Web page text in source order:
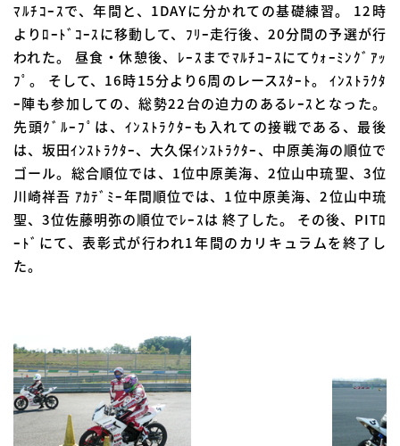
ﾏﾙﾁｺｰｽで、年間と、1DAYに分かれての基礎練習。 12時
よりﾛｰﾄﾞｺｰｽに移動して、ﾌﾘｰ走行後、20分間の予選が行
われた。 昼食・休憩後、ﾚｰｽまでﾏﾙﾁｺｰｽにてｳｫｰﾐﾝｸﾞｱｯ
ﾌﾟ。 そして、16時15分より6周のレースｽﾀｰﾄ。 ｲﾝｽﾄﾗｸﾀ
ｰ陣も参加しての、総勢22台の迫力のあるﾚｰｽとなった。
先頭ｸﾞﾙｰﾌﾟは、ｲﾝｽﾄﾗｸﾀｰも入れての接戦である、最後
は、坂田ｲﾝｽﾄﾗｸﾀｰ、大久保ｲﾝｽﾄﾗｸﾀｰ、中原美海の順位で
ゴール。総合順位では、1位中原美海、2位山中琉聖、3位
川崎祥吾 ｱｶﾃﾞﾐｰ年間順位では、1位中原美海、2位山中琉
聖、3位佐藤明弥の順位でﾚｰｽは 終了した。 その後、PITﾛ
ｰﾄﾞにて、表彰式が行われ1年間のカリキュラムを終了し
た。